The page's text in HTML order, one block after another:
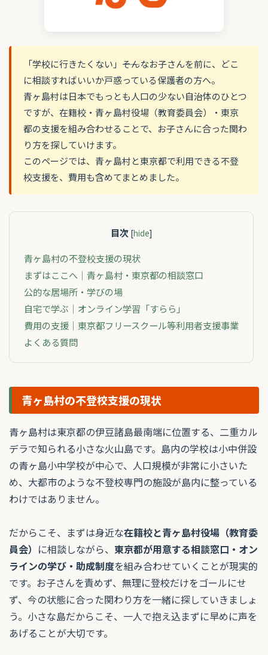
「学校に行きたくない」――そんなお子さんを前に、どこ
に相談すればいいか戸惑っている保護者の方へ。
青ヶ島村は日本でもっとも人口の少ない自治体のひとつ
ですが、在籍校・青ヶ島村役場（教育委員会）・東京
都の支援を組み合わせることで、お子さんに合った関わ
り方を探していけます。
このページでは、青ヶ島村と東京都で利用できる不登
校支援を、費用も含めてまとめました。
目次 [hide]
青ヶ島村の不登校支援の現状
まずはここへ｜青ヶ島村・東京都の相談窓口
公的な居場所・学びの場
自宅で学ぶ｜オンライン学習「すらら」
費用の支援｜東京都フリースクール等利用者支援事業
よくある質問
青ヶ島村の不登校支援の現状
青ヶ島村は東京都の伊豆諸島最南端に位置する、二重カル
デラで知られる小さな火山島です。島内の学校は小中併設
の青ヶ島小中学校が中心で、人口規模が非常に小さいた
め、大都市のような不登校専門の施設が島内に整っている
わけではありません。
だからこそ、まずは身近な在籍校と青ヶ島村役場（教育委
員会） に相談しながら、 東京都が用意する相談窓口・オン
ラインの学び・助成制度を組み合わせていくことが現実的
です。お子さんを責めず、無理に登校だけをゴールにせ
ず、今の状態に合った関わり方を一緒に探していきましょ
う。小さな島だからこそ、一人で抱え込まずに早めに声を
あげることが大切です。